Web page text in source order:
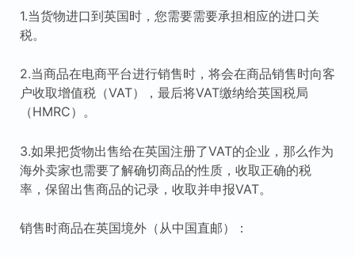
1.当货物进口到英国时，您需要需要承担相应的进口关
税。
2.当商品在电商平台进行销售时，将会在商品销售时向客
户收取增值税（VAT），最后将VAT缴纳给英国税局
（HMRC）。
3.如果把货物出售给在英国注册了VAT的企业，那么作为
海外卖家也需要了解确切商品的性质，收取正确的税
率，保留出售商品的记录，收取并申报VAT。
销售时商品在英国境外（从中国直邮）：